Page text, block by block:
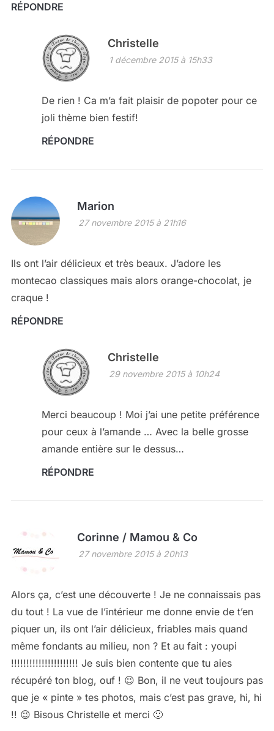
RÉPONDRE
Christelle
1 décembre 2015 à 15h33
De rien ! Ca m’a fait plaisir de popoter pour ce
joli thème bien festif!
RÉPONDRE
Marion
27 novembre 2015 à 21h16
Ils ont l’air délicieux et très beaux. J’adore les
montecao classiques mais alors orange-chocolat, je
craque !
RÉPONDRE
Christelle
29 novembre 2015 à 10h24
Merci beaucoup ! Moi j’ai une petite préférence
pour ceux à l’amande … Avec la belle grosse
amande entière sur le dessus…
RÉPONDRE
Corinne / Mamou & Co
27 novembre 2015 à 20h13
Alors ça, c’est une découverte ! Je ne connaissais pas
du tout ! La vue de l’intérieur me donne envie de t’en
piquer un, ils ont l’air délicieux, friables mais quand
même fondants au milieu, non ? Et au fait : youpi
!!!!!!!!!!!!!!!!!!!!!! Je suis bien contente que tu aies
récupéré ton blog, ouf ! 😉 Bon, il ne veut toujours pas
que je « pinte » tes photos, mais c’est pas grave, hi, hi
!! 😉 Bisous Christelle et merci 🙂